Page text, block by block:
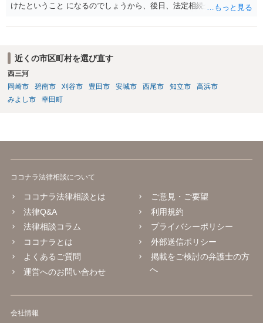
けたということ になるのでしょうから、後日、法定相続分に基づいて
近くの市区町村を選び直す
西三河
岡崎市
碧南市 刈谷市 豊田市 安城市 西尾市 知立市
高浜市
みよし市
幸田町
ココナラ法律相談について
ココナラ法律相談とは
法律Q&A
法律相談コラム
ココナラとは
よくあるご質問
運営へのお問い合わせ
ご意見・ご要望
利用規約
プライバシーポリシー
外部送信ポリシー
掲載をご検討の弁護士の方
へ
会社情報